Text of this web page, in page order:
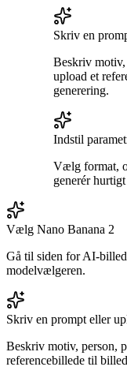
Skriv en
Beskriv
upload et
generering.
Indstil
Vælg format,
generér
Vælg Nano Banana 2
Gå til siden for AI-
modelvælgeren.
Skriv en prompt eller
Beskriv motiv, person,
referencebillede til